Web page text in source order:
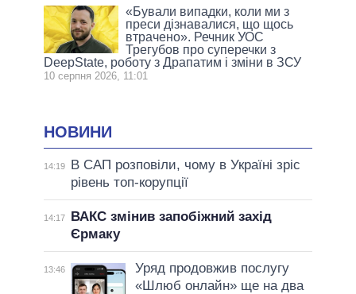
«Бували випадки, коли ми з
преси дізнавалися, що щось
втрачено». Речник УОС
Трегубов про cуперечки з
DeepState, роботу з Драпатим і зміни в ЗСУ
10 серпня 2026, 11:01
НОВИНИ
14:19
В САП розповіли, чому в Україні зріс
рівень топ-корупції
14:17
ВАКС змінив запобіжний захід
Єрмаку
13:46
Уряд продовжив послугу
«Шлюб онлайн» ще на два